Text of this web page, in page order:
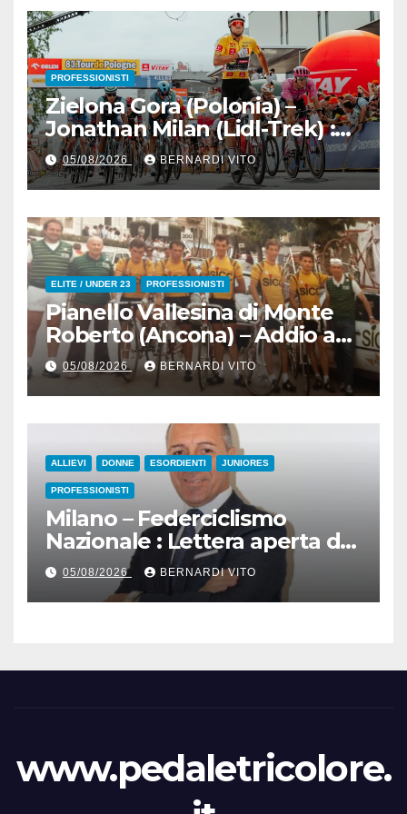
Senaghese)
PROFESSIONISTI
Zielona Gora (Polonia) –
Jonathan Milan (Lidl-Trek) :
Vince la terza tappa di
seguito e in maglia gialla
all’83° Giro di Polonia
05/08/2026 BERNARDI VITO
ELITE / UNDER 23 PROFESSIONISTI
Pianello Vallesina di Monte
Roberto (Ancona) – Addio ad
Alderino Bartoloni, Direttore
Sportivo rigorosamente
Gentile
05/08/2026 BERNARDI VITO
ALLIEVI DONNE ESORDIENTI JUNIORES
PROFESSIONISTI
Milano – Federciclismo
Nazionale : Lettera aperta del
Presidente Cordiano
Dagnoni
05/08/2026 BERNARDI VITO
www.pedaletricolore.